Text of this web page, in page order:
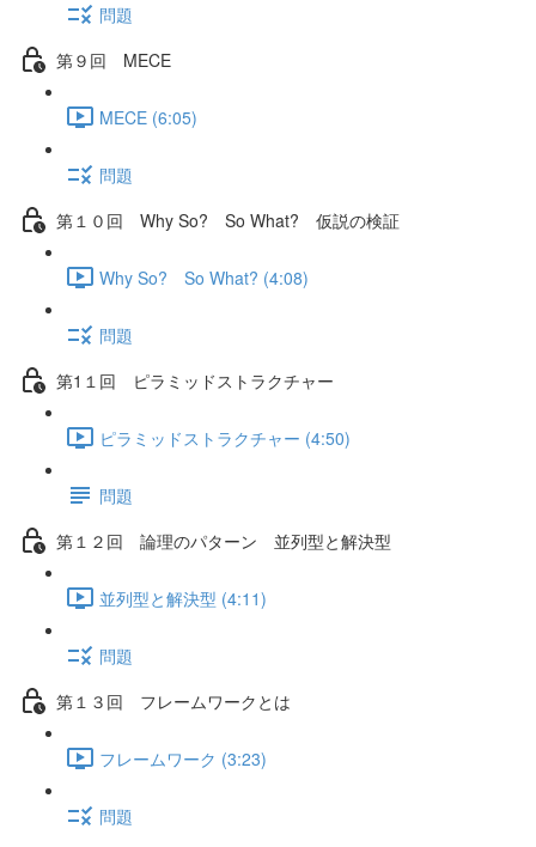
問題
第９回 MECE
MECE (6:05)
問題
第１０回 Why So? So What? 仮説の検証
Why So? So What? (4:08)
問題
第1１回 ピラミッドストラクチャー
ピラミッドストラクチャー (4:50)
問題
第１２回 論理のパターン 並列型と解決型
並列型と解決型 (4:11)
問題
第１３回 フレームワークとは
フレームワーク (3:23)
問題